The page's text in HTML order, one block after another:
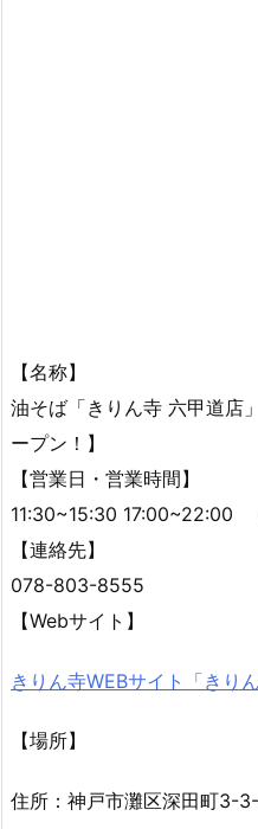
【名称】
油そば「きりん寺 六甲道店
ープン！】
【営業日・営業時間】
11:30~15:30 17:00~22:00
【連絡先】
078-803-8555
【Webサイト】
きりん寺WEBサイト「きり
【場所】
住所：神戸市灘区深田町3-